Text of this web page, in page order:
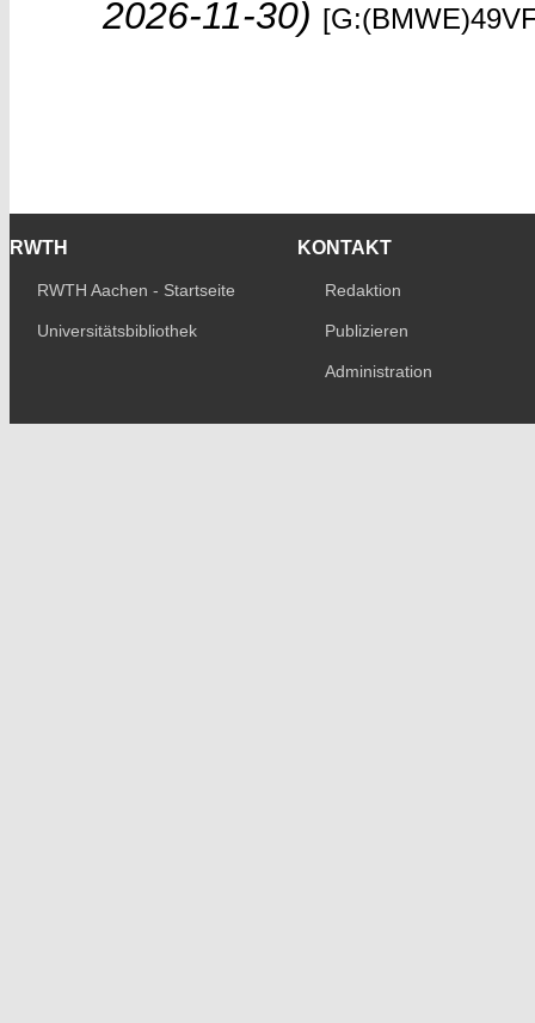
2026-11-30)
RWTH
RWTH Aachen - Startseite
Universitätsbibliothek
KONTAKT
Redaktion
Publizieren
Administration